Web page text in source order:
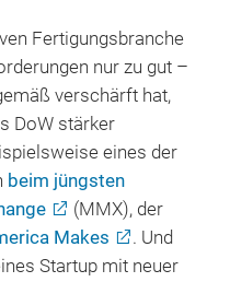
Fertigungsbranche
nur zu gut –
verschärft hat,
DoW stärker
eines der
beim jüngsten
(MMX), der
Makes
. Und
Startup mit neuer